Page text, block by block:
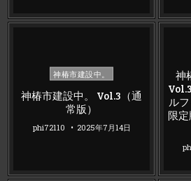
Posted
神椿市建設中。
神椿市建設中。 Vol.3（通
常版）
phi72110 2025年7月14日
神
ル
限